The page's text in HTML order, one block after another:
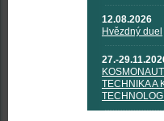
12.08.2026
Hvězdný duel
27.-
TECHNIKA A